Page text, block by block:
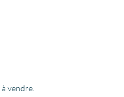
vendre.